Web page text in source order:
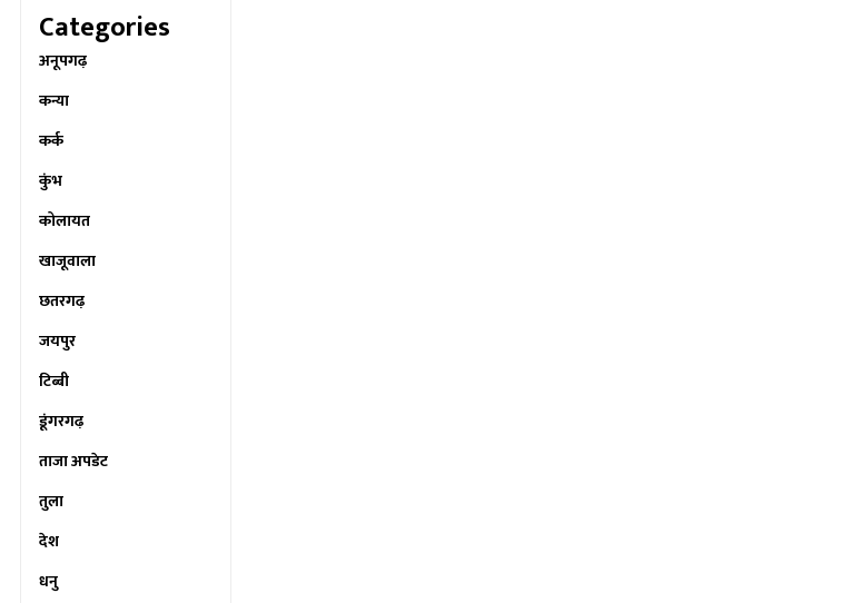
Categories
अनूपगढ़
कन्या
कर्क
कुंभ
कोलायत
खाजूवाला
छतरगढ़
जयपुर
टिब्बी
डूंगरगढ़
ताजा अपडेट
तुला
देश
धनु